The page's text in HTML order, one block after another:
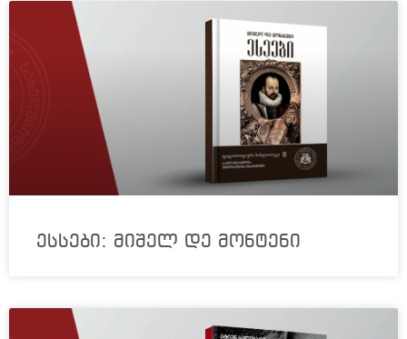
ესსები: მიშელ დე მონტენი